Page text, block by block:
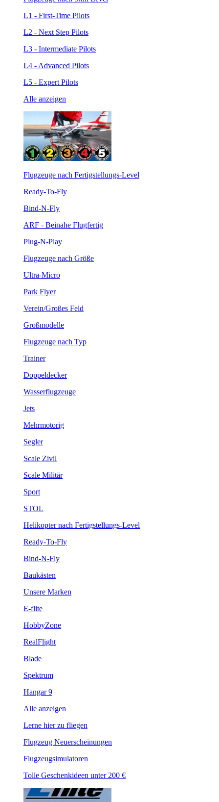
L1 - First-Time Pilots
L2 - Next Step Pilots
L3 - Intermediate Pilots
L4 - Advanced Pilots
L5 - Expert Pilots
Alle anzeigen
Flugzeuge nach Fertigstellungs-Level
Ready-To-Fly
Bind-N-Fly
ARF - Beinahe Flugfertig
Plug-N-Play
Flugzeuge nach Größe
Ultra-Micro
Park Flyer
Verein/Großes Feld
Großmodelle
Flugzeuge nach Typ
Trainer
Doppeldecker
Wasserflugzeuge
Jets
Mehrmotorig
Segler
Scale Zivil
Scale Militär
Sport
STOL
Helikopter nach Fertigstellungs-Level
Ready-To-Fly
Bind-N-Fly
Baukästen
Unsere Marken
E-flite
HobbyZone
RealFlight
Blade
Spektrum
Hangar 9
Alle anzeigen
Lerne hier zu fliegen
Flugzeug Neuerscheinungen
Flugzeugsimulatoren
Tolle Geschenkideen unter 200 €